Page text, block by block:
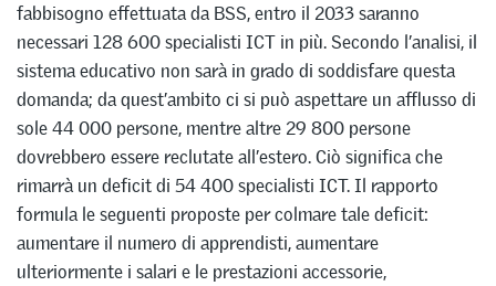
fabbisogno effettuata da BSS, entro il 2033 saranno
necessari 128 600 specialisti ICT in più. Secondo l’analisi, il
sistema educativo non sarà in grado di soddisfare questa
domanda; da quest’ambito ci si può aspettare un afflusso di
sole 44 000 persone, mentre altre 29 800 persone
dovrebbero essere reclutate all’estero. Ciò significa che
rimarrà un deficit di 54 400 specialisti ICT. Il rapporto
formula le seguenti proposte per colmare tale deficit:
aumentare il numero di apprendisti, aumentare
ulteriormente i salari e le prestazioni accessorie,